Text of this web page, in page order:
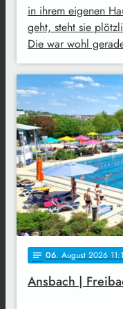
in ihrem eigenen
geht, steht sie
Die war wohl
notes 06. August 2026
Ansbach |